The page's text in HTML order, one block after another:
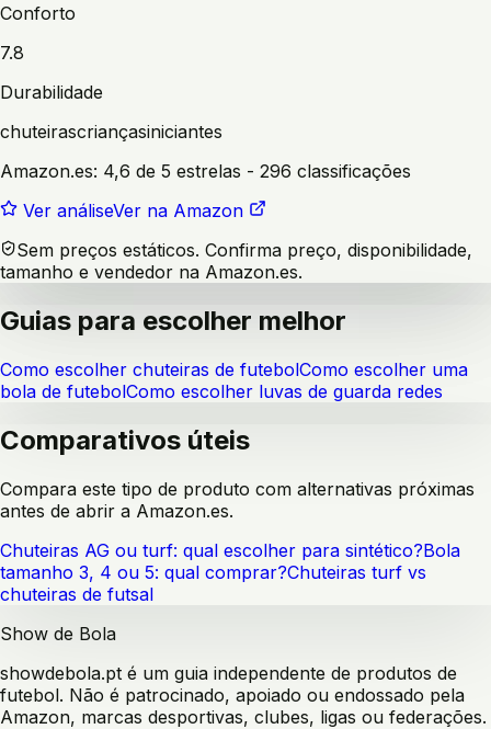
Conforto
7.8
Durabilidade
chuteirascriançasiniciantes
Amazon.es: 4,6 de 5 estrelas - 296 classificações
Ver análiseVer na Amazon
Sem preços estáticos. Confirma preço, disponibilidade,
tamanho e vendedor na Amazon.es.
Guias para escolher melhor
Como escolher chuteiras de futebolComo escolher uma
bola de futebolComo escolher luvas de guarda redes
Comparativos úteis
Compara este tipo de produto com alternativas próximas
antes de abrir a Amazon.es.
Chuteiras AG ou turf: qual escolher para sintético?Bola
tamanho 3, 4 ou 5: qual comprar?Chuteiras turf vs
chuteiras de futsal
Show de Bola
showdebola.pt é um guia independente de produtos de
futebol. Não é patrocinado, apoiado ou endossado pela
Amazon, marcas desportivas, clubes, ligas ou federações.